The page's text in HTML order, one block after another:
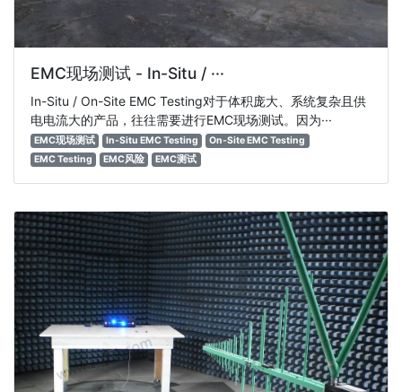
EMC现场测试 - In-Situ / ···
In-Situ / On-Site EMC Testing对于体积庞大、系统复杂且供
电电流大的产品，往往需要进行EMC现场测试。因为···
EMC现场测试 In-Situ EMC Testing
On-Site EMC Testing
EMC Testing
EMC风险 EMC测试